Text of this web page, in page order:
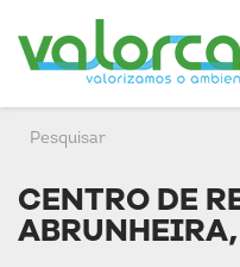
CENTRO DE